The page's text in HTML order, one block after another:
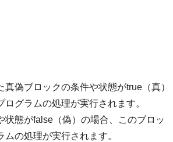
真偽ブロックの条件や状態がtrue（真）
グラムの処理が実行されます。
状態がfalse（偽）の場合、このブロッ
の処理が実行されます。